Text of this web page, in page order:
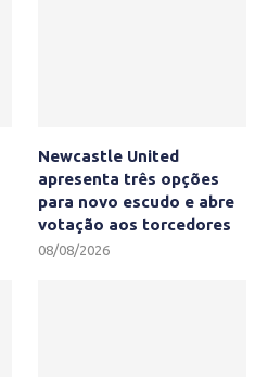
Newcastle United
apresenta três opções
para novo escudo e abre
votação aos torcedores
08/08/2026